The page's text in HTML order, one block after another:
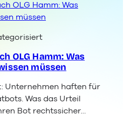
OLG Hamm: Was
müssen
Unternehmen haften für
Was das Urteil
Bot rechtssicher…